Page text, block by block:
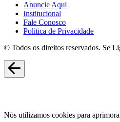
Anuncie Aqui
Institucional
Fale Conosco
Política de Privacidade
© Todos os direitos reservados. Se
Nós utilizamos cookies para